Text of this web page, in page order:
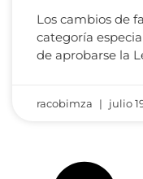
Los cambios de
categoría
de aprobarse la
racobimza julio